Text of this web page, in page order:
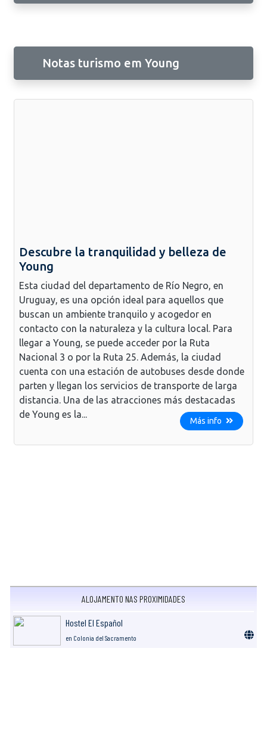
Notas turismo em Young
Descubre la tranquilidad y belleza de
Young
Esta ciudad del departamento de Río Negro, en
Uruguay, es una opción ideal para aquellos que
buscan un ambiente tranquilo y acogedor en
contacto con la naturaleza y la cultura local. Para
llegar a Young, se puede acceder por la Ruta
Nacional 3 o por la Ruta 25. Además, la ciudad
cuenta con una estación de autobuses desde donde
parten y llegan los servicios de transporte de larga
distancia. Una de las atracciones más destacadas
de Young es la...
Más info
ALOJAMENTO NAS PROXIMIDADES
Hostel El Español
en Colonia del Sacramento